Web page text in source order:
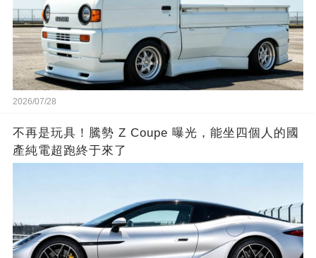
2026/07/28
不再是玩具！騰勢 Z Coupe 曝光，能坐四個人的國
產純電超跑終于來了